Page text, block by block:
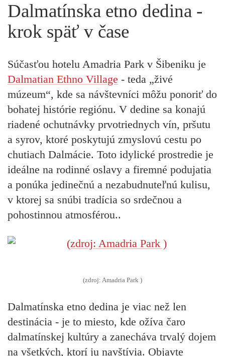
Dalmatínska etno dedina -
krok späť v čase
Súčasťou hotelu Amadria Park v Šibeniku je
Dalmatian Ethno Village - teda „živé
múzeum“, kde sa návštevníci môžu ponoriť do
bohatej histórie regiónu. V dedine sa konajú
riadené ochutnávky prvotriednych vín, pršutu
a syrov, ktoré poskytujú zmyslovú cestu po
chutiach Dalmácie. Toto idylické prostredie je
ideálne na rodinné oslavy a firemné podujatia
a ponúka jedinečnú a nezabudnuteľnú kulisu,
v ktorej sa snúbi tradícia so srdečnou a
pohostinnou atmosférou..
(zdroj: Amadria Park )
Dalmatínska etno dedina je viac než len
destinácia - je to miesto, kde ožíva čaro
dalmatínskej kultúry a zanecháva trvalý dojem
na všetkých, ktorí ju navštívia. Objavte